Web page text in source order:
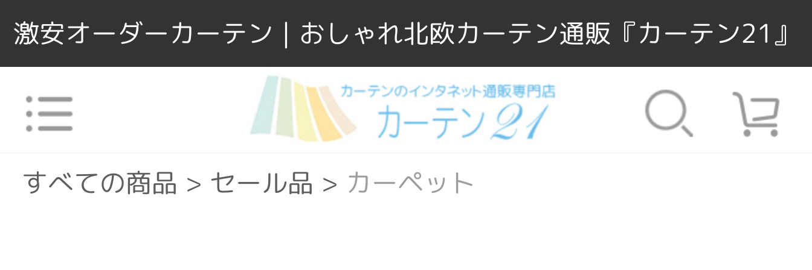
激安オーダーカーテン｜おしゃれ北欧カーテン通販『カーテン21』
すべての商品 > セール品 > カーペット